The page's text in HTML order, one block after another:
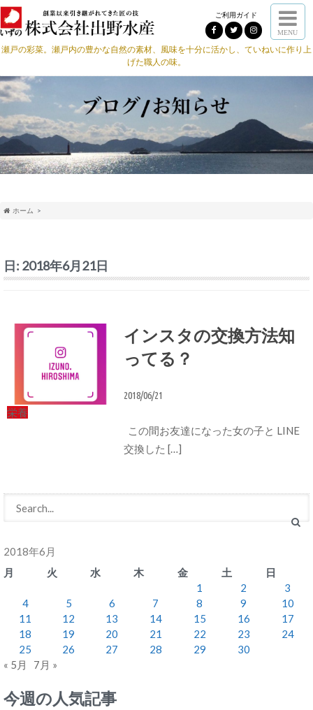
ご利用ガイド
MENU
瀬戸の彩菜。瀬戸内の豊かな自然の素材、風味を十分に活かし、ていねいに作り上
げた職人の味。
ホーム
日: 2018年6月21日
栄養
インスタの交換方法知
ってる？
2018/06/21
この間お友達になった女の子と LINE
交換した […]
2018年6月
月
火 水 木 金 土
日
1
2
3
4
5 6 7 8 9
10
11
12 13 14 15 16
17
18
19 20 21 22 23
24
25
26 27 28 29
30
« 5月
7月 »
今週の人気記事